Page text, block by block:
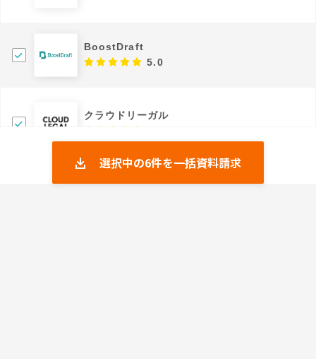
BoostDraft
5.0
クラウドリーガル
マネーフォワード クラウドAI契約書レビュー
選択中の6件を一括資料請求